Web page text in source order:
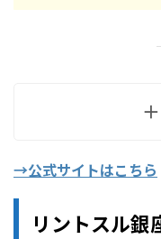
→公式サイトはこちら
リントスル銀